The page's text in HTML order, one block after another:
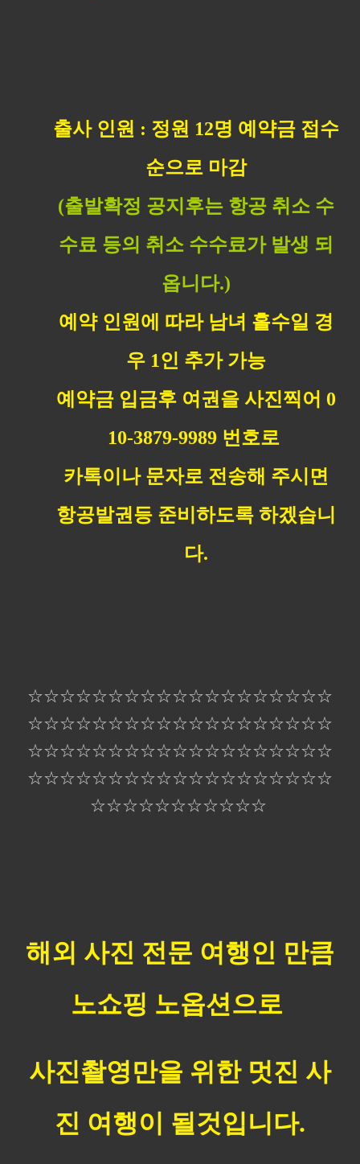
출사 인원 : 정원 12명 예약금 접수
순으로 마감
(출발확정 공지후는 항공 취소 수
수료 등의 취소 수수료가 발생 되
옵니다.)
예약 인원에 따라 남녀 홀수일 경
우 1인 추가 가능
예약금 입금후 여권을 사진찍어 0
10-3879-9989 번호로
카톡이나 문자로 전송해 주시면
항공발권등 준비하도록 하겠습니
다.
☆☆☆☆☆☆☆☆☆☆☆☆☆☆☆☆☆☆☆
☆☆☆☆☆☆☆☆☆☆☆☆☆☆☆☆☆☆☆
☆☆☆​☆☆☆☆☆☆☆☆☆☆☆☆☆☆☆☆
☆☆☆☆☆☆☆☆☆☆☆☆☆☆☆☆☆☆☆
☆☆☆☆☆☆☆☆☆☆☆​
해외 사진 전문 여행인 만큼
노쇼핑 노옵션으로
사진촬영만을 위한 멋진 사
진 여행이 될것입니다.